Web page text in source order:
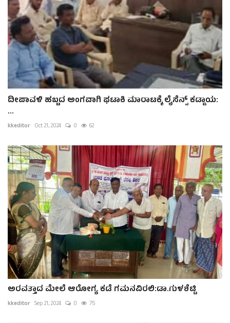
ದೀಪಾವಳಿ ಹಬ್ಬದ ಅಂಗವಾಗಿ ಫಟಾಕಿ ಮಾರಾಟಕ್ಕೆ ಲೈಸೆನ್ಸ್ ಕಡ್ಡಾಯ:
...
kkeditor Oct 21, 2024 0 62
ಅರವತ್ತಾದ ಮೇಲೆ ಆರೋಗ್ಯ ಕಡೆ ಗಮನವಿರಲಿ:ಡಾ.ಗುಳಶೆಟ್ಟಿ
kkeditor Sep 21, 2024 0 75